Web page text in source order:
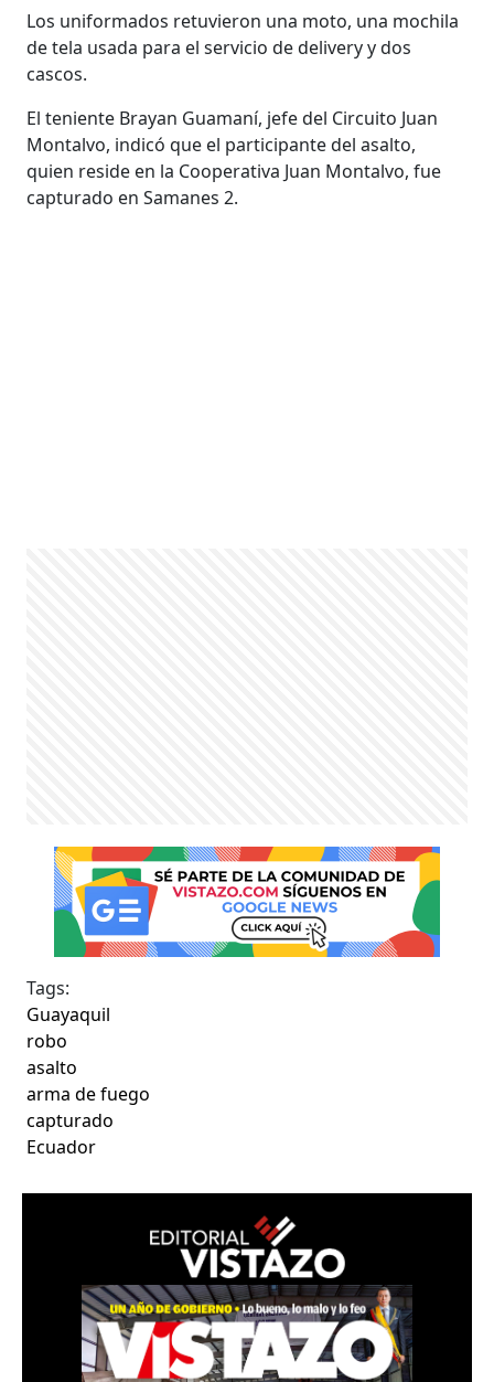
Los uniformados retuvieron una moto, una mochila
de tela usada para el servicio de delivery y dos
cascos.
El teniente Brayan Guamaní, jefe del Circuito Juan
Montalvo, indicó que el participante del asalto,
quien reside en la Cooperativa Juan Montalvo, fue
capturado en Samanes 2.
Tags:
Guayaquil
robo
asalto
arma de fuego
capturado
Ecuador